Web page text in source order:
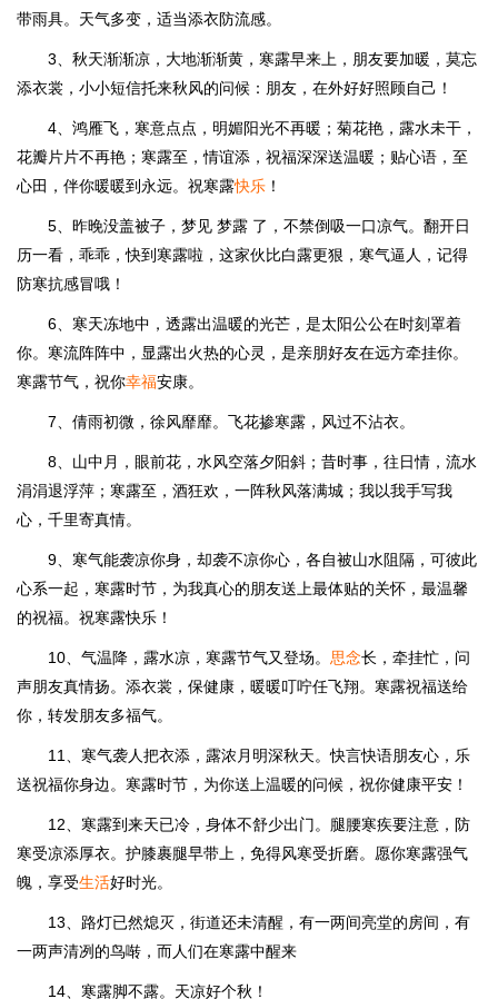
带雨具。天气多变，适当添衣防流感。
3、秋天渐渐凉，大地渐渐黄，寒露早来上，朋友要加暖，莫忘
添衣裳，小小短信托来秋风的问候：朋友，在外好好照顾自己！
4、鸿雁飞，寒意点点，明媚阳光不再暖；菊花艳，露水未干，
花瓣片片不再艳；寒露至，情谊添，祝福深深送温暖；贴心语，至
心田，伴你暖暖到永远。祝寒露快乐 ！
5、昨晚没盖被子，梦见 梦露 了，不禁倒吸一口凉气。翻开日
历一看，乖乖，快到寒露啦，这家伙比白露更狠，寒气逼人，记得
防寒抗感冒哦！
6、寒天冻地中，透露出温暖的光芒，是太阳公公在时刻罩着
你。寒流阵阵中，显露出火热的心灵，是亲朋好友在远方牵挂你。
寒露节气，祝你幸福安康。
7、倩雨初微，徐风靡靡。飞花掺寒露，风过不沾衣。
8、山中月，眼前花，水风空落夕阳斜；昔时事，往日情，流水
涓涓退浮萍；寒露至，酒狂欢，一阵秋风落满城；我以我手写我
心，千里寄真情。
9、寒气能袭凉你身，却袭不凉你心，各自被山水阻隔，可彼此
心系一起，寒露时节，为我真心的朋友送上最体贴的关怀，最温馨
的祝福。祝寒露快乐！
10、气温降，露水凉，寒露节气又登场。 思念长，牵挂忙，问
声朋友真情扬。添衣裳，保健康，暖暖叮咛任飞翔。寒露祝福送给
你，转发朋友多福气。
11、寒气袭人把衣添，露浓月明深秋天。快言快语朋友心，乐
送祝福你身边。寒露时节，为你送上温暖的问候，祝你健康平安！
12、寒露到来天已冷，身体不舒少出门。腿腰寒疾要注意，防
寒受凉添厚衣。护膝裹腿早带上，免得风寒受折磨。愿你寒露强气
魄，享受生活好时光。
13、路灯已然熄灭，街道还未清醒，有一两间亮堂的房间，有
一两声清冽的鸟啭，而人们在寒露中醒来
14、寒露脚不露。天凉好个秋！